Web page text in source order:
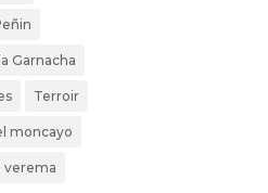
Garnacha
Terroir
moncayo
verema